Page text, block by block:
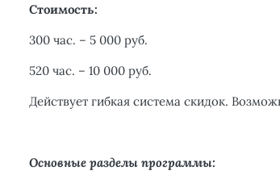
Стоимость:
300 час. – 5 000 руб.
520 час. – 10 000 руб.
Действует гибкая система скидок.
Основные разделы программы: